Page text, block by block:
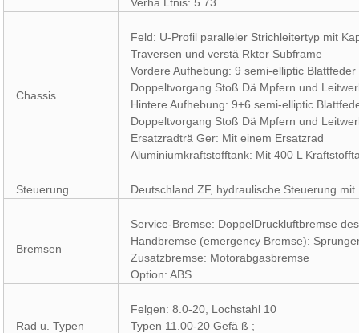
Chassis
Feld: U-Profil paralleler Strichleitertyp mit
Traversen und verstä Rkter Subframe
Vordere Aufhebung: 9 semi-elliptic
Doppeltvorgang Stoß Dä Mpfern und
Hintere Aufhebung: 9+6 semi-elliptic
Doppeltvorgang Stoß Dä Mpfern und
Ersatzradträ Ger: Mit einem Ersatzrad
Aluminiumkraftstofftank: Mit 400 L
Steuerung Deutschland ZF, hydraulische Steuerung
Bremsen
Service-Bremse: DoppelDruckluftbremse
Handbremse (emergency Bremse):
Zusatzbremse: Motorabgasbremse
Option: ABS
Rad u. Typen
Felgen: 8.0-20, Lochstahl 10
Typen 11.00-20 Gefä ß ;